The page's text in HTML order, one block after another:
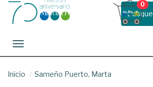
0
Toggle navigation
Inicio Sameño Puerto, Marta